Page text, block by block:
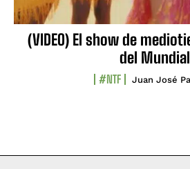
(VIDEO) El show de
del Mundial
#NTF Juan José